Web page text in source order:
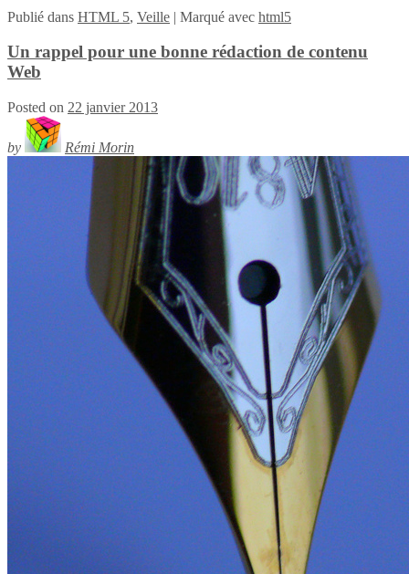
Publié dans HTML 5, Veille | Marqué avec html5
Un rappel pour une bonne rédaction de contenu
Web
Posted on 22 janvier 2013
by Rémi Morin